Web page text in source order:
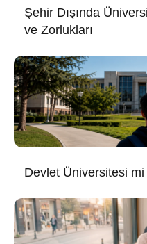
Şehir Dışında
ve Zorlukları
Devlet Üniversitesi